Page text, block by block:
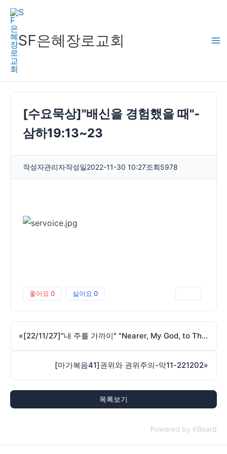
너
SF은혜장로교회
[수요묵상]"배신을 경험했을 때"-
삼하19:13~23
작성자관리자작성일2022-11-30 10:27조회5978
좋아요 0 싫어요 0
« [22/11/27]"내 주를 가까이" "Nearer, My God, to Thee" 요 Jn 19:26
[마가복음41]권위와 권위주의-막11-221202»
목록보기
Powered by KBoard